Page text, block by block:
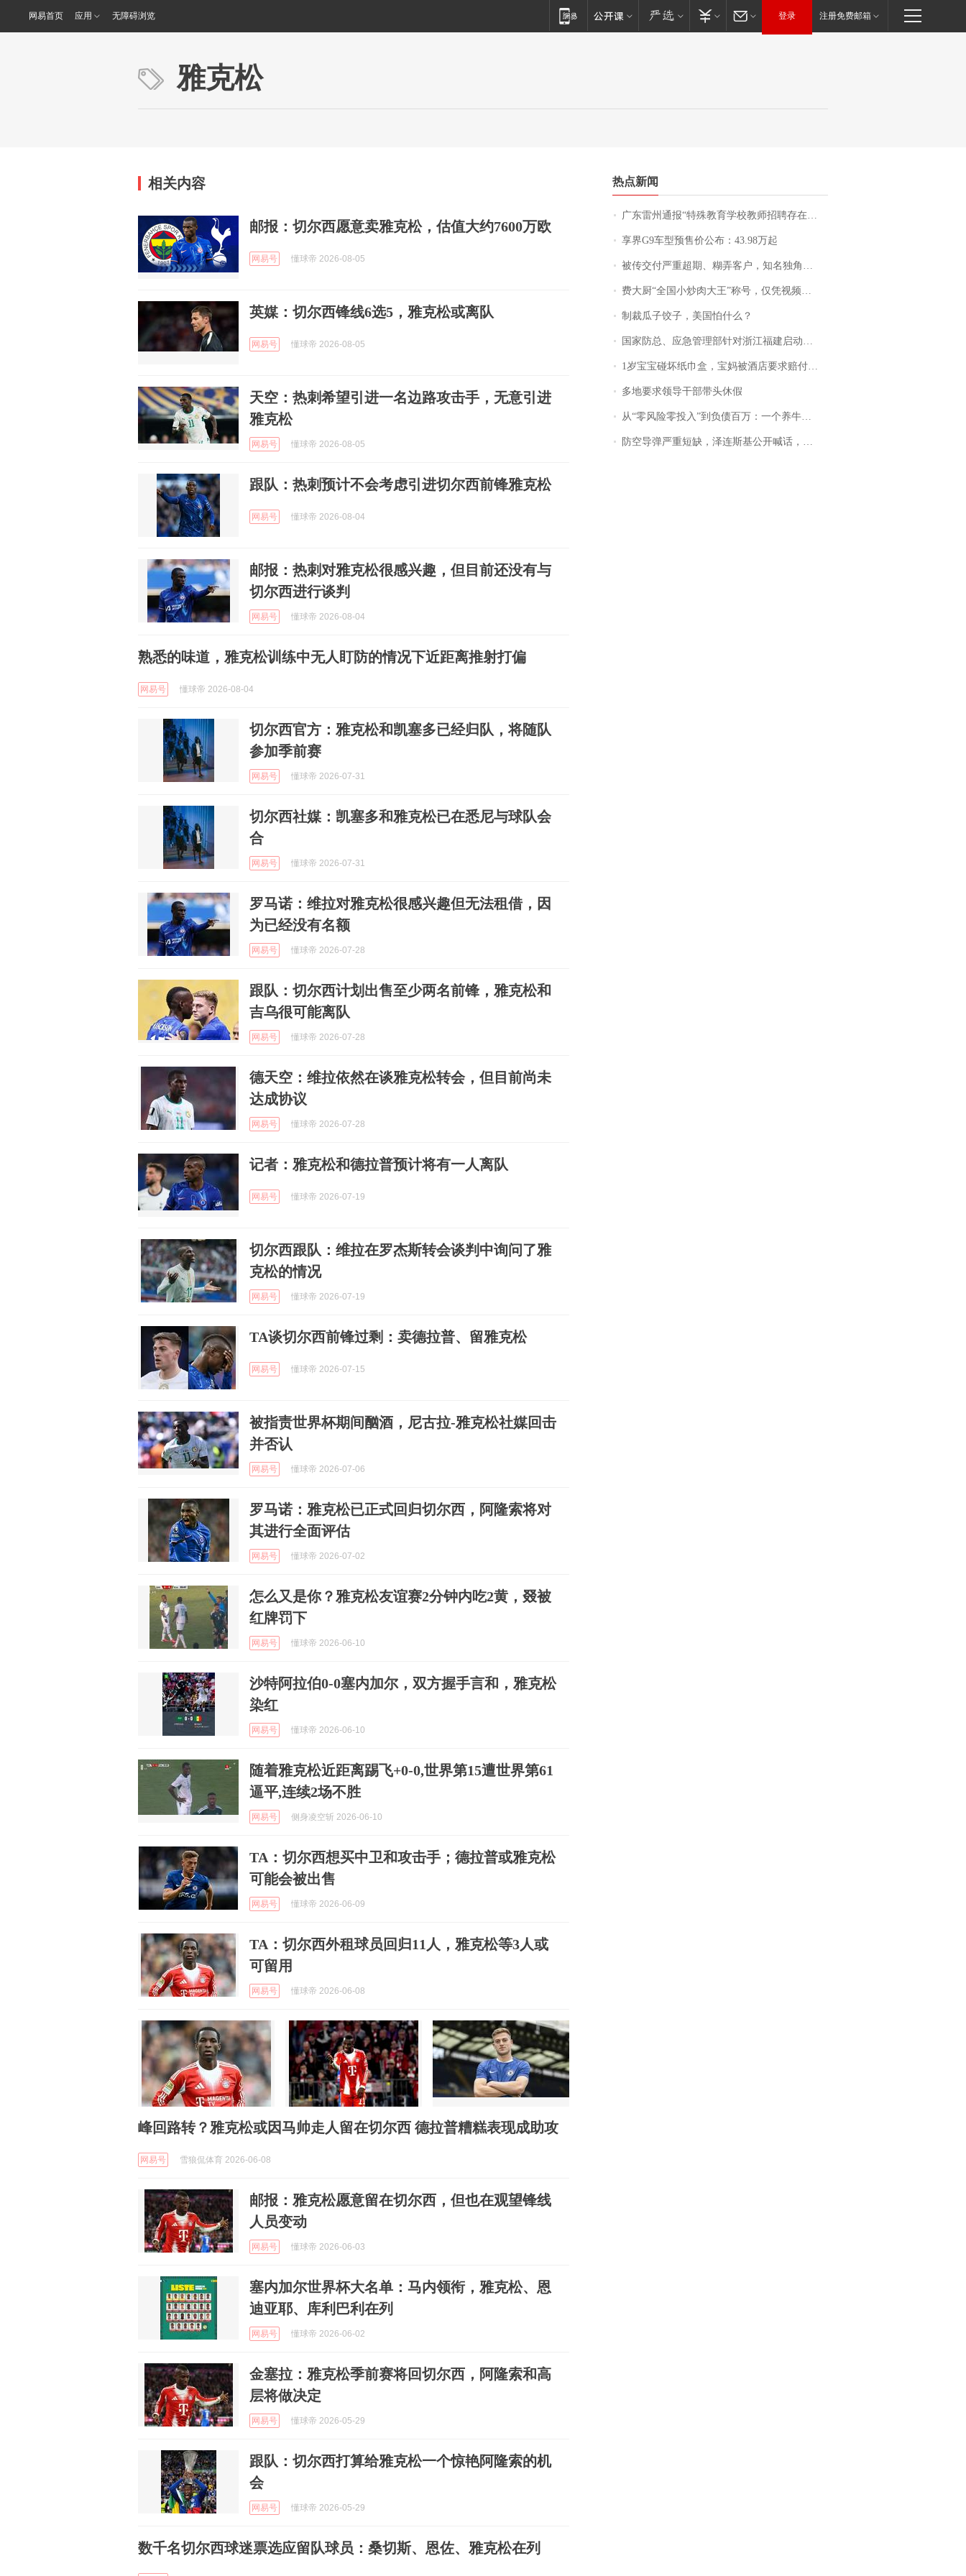
网易首页 应用 无障碍浏览 登录 注册免费邮箱
雅克松
相关内容
邮报：切尔西愿意卖雅克松，估值大约7600万欧
网易号 懂球帝 2026-08-05
英媒：切尔西锋线6选5，雅克松或离队
网易号 懂球帝 2026-08-05
天空：热刺希望引进一名边路攻击手，无意引进
雅克松
网易号 懂球帝 2026-08-05
跟队：热刺预计不会考虑引进切尔西前锋雅克松
网易号 懂球帝 2026-08-04
邮报：热刺对雅克松很感兴趣，但目前还没有与
切尔西进行谈判
网易号 懂球帝 2026-08-04
熟悉的味道，雅克松训练中无人盯防的情况下近距离推射打偏
网易号 懂球帝 2026-08-04
切尔西官方：雅克松和凯塞多已经归队，将随队
参加季前赛
网易号 懂球帝 2026-07-31
切尔西社媒：凯塞多和雅克松已在悉尼与球队会
合
网易号 懂球帝 2026-07-31
罗马诺：维拉对雅克松很感兴趣但无法租借，因
为已经没有名额
网易号 懂球帝 2026-07-28
跟队：切尔西计划出售至少两名前锋，雅克松和
吉乌很可能离队
网易号 懂球帝 2026-07-28
德天空：维拉依然在谈雅克松转会，但目前尚未
达成协议
网易号 懂球帝 2026-07-28
记者：雅克松和德拉普预计将有一人离队
网易号 懂球帝 2026-07-19
切尔西跟队：维拉在罗杰斯转会谈判中询问了雅
克松的情况
网易号 懂球帝 2026-07-19
TA谈切尔西前锋过剩：卖德拉普、留雅克松
网易号 懂球帝 2026-07-15
被指责世界杯期间酗酒，尼古拉-雅克松社媒回击
并否认
网易号 懂球帝 2026-07-06
罗马诺：雅克松已正式回归切尔西，阿隆索将对
其进行全面评估
网易号 懂球帝 2026-07-02
怎么又是你？雅克松‌友谊赛2分钟内吃2黄，叕‌被
红牌罚下
网易号 懂球帝 2026-06-10
沙特阿拉伯0-0塞内加尔，双方握手言和，雅克松
染红
网易号 懂球帝 2026-06-10
随着雅克松近距离踢飞+0-0,世界第15遭世界第61
逼平,连续2场不胜
网易号 侧身凌空斩 2026-06-10
TA：切尔西想买中卫和攻击手；德拉普或雅克松
可能会被出售
网易号 懂球帝 2026-06-09
TA：切尔西外租球员回归11人，雅克松等3人或
可留用
网易号 懂球帝 2026-06-08
峰回路转？雅克松或因马帅走人留在切尔西 德拉普糟糕表现成助攻
网易号 雪狼侃体育 2026-06-08
邮报：雅克松愿意留在切尔西，但也在观望锋线
人员变动
网易号 懂球帝 2026-06-03
塞内加尔世界杯大名单：马内领衔，雅克松、恩
迪亚耶、库利巴利在列
网易号 懂球帝 2026-06-02
金塞拉：雅克松季前赛将回切尔西，阿隆索和高
层将做决定
网易号 懂球帝 2026-05-29
跟队：切尔西打算给雅克松一个惊艳阿隆索的机
会
网易号 懂球帝 2026-05-29
数千名切尔西球迷票选应留队球员：桑切斯、恩佐、雅克松在列
热点新闻
广东雷州通报“特殊教育学校教师招聘存在违规行为”：已启动问责程序 副校长被停职
享界G9车型预售价公布：43.98万起
被传交付严重超期、糊弄客户，知名独角兽车企创始人回应：都没证据，将依法采取措施，“本人长期与美国交管局保持沟通，对方表示肯定”
费大厨“全国小炒肉大王”称号，仅凭视频评出？中国烹饪协会回应
制裁瓜子饺子，美国怕什么？
国家防总、应急管理部针对浙江福建启动防汛防台风四级应急响应
1岁宝宝碰坏纸巾盒，宝妈被酒店要求赔付924元！三亚一酒店回复：骨瓷定制！网友一查价格，吵翻了
多地要求领导干部带头休假
从“零风险零投入”到负债百万：一个养牛项目崩盘后，谁该为农户的贷款买单丨红星调查
防空导弹严重短缺，泽连斯基公开喊话，乌克兰失去导弹拦截能力？